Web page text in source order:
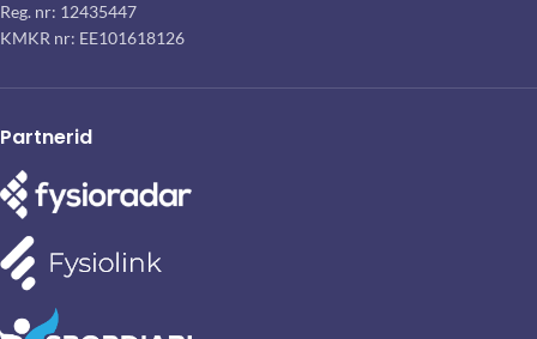
Reg. nr: 12435447
KMKR nr: EE101618126
Partnerid